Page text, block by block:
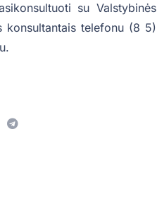
su Valstybinės
telefonu (8 5)